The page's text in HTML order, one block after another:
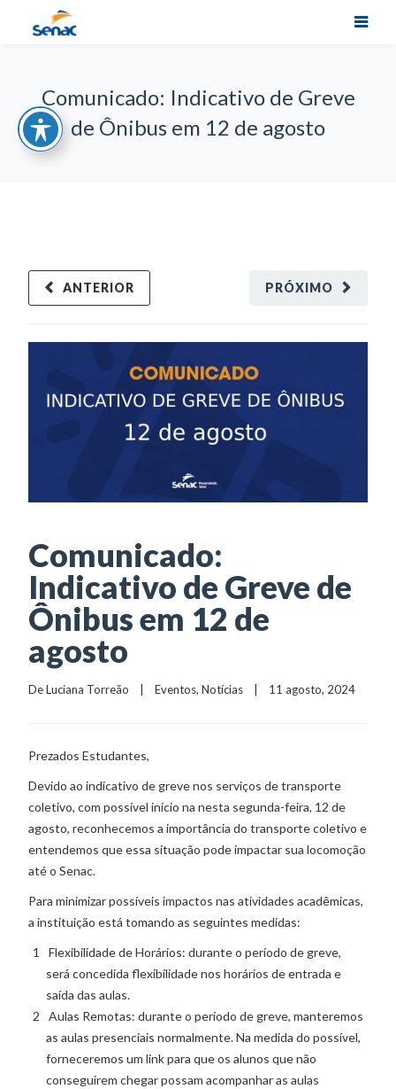
Comunicado: Indicativo de Greve
de Ônibus em 12 de agosto
PRÓXIMO
ANTERIOR
Comunicado:
Indicativo de Greve de
Ônibus em 12 de
agosto
De Luciana Torreão
    |
Eventos, Notícias
    |    11 agosto, 2024
Prezados Estudantes,
Devido ao indicativo de greve nos serviços de transporte
coletivo, com possível início na nesta segunda-feira, 12 de
agosto, reconhecemos a importância do transporte coletivo e
entendemos que essa situação pode impactar sua locomoção
até o Senac.
Para minimizar possíveis impactos nas atividades acadêmicas,
a instituição está tomando as seguintes medidas:
Flexibilidade de Horários: durante o período de greve,
será concedida flexibilidade nos horários de entrada e
saída das aulas.
Aulas Remotas: durante o período de greve, manteremos
as aulas presenciais normalmente. Na medida do possível,
forneceremos um link para que os alunos que não
conseguirem chegar possam acompanhar as aulas